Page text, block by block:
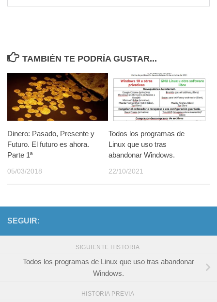
TAMBIÉN TE PODRÍA GUSTAR...
Dinero: Pasado, Presente y
Futuro. El futuro es ahora.
Parte 1ª
05/03/2018
Todos los programas de
Linux que uso tras
abandonar Windows.
22/10/2021
SEGUIR:
SIGUIENTE HISTORIA
Todos los programas de Linux que uso tras abandonar
Windows.
HISTORIA PREVIA